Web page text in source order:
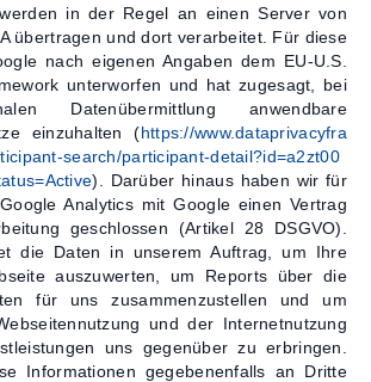
in der Regel an einen Server von
übertragen und dort verarbeitet. Für diese
nach eigenen Angaben dem EU-U.S.
unterworfen und hat zugesagt, bei
Datenübermittlung anwendbare
einzuhalten (https://www.dataprivacyfra
search/participant-detail?id=a2zt00
). Darüber hinaus haben wir für
Analytics mit Google einen Vertrag
geschlossen (Artikel 28 DSGVO).
die Daten in unserem Auftrag, um Ihre
auszuwerten, um Reports über die
für uns zusammenzustellen und um
und der Internetnutzung
uns gegenüber zu erbringen.
Informationen gegebenenfalls an Dritte